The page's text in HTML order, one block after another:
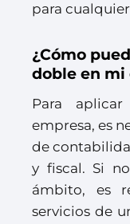
para
¿Cómo
doble en mi
Para
empresa, es
de
y fiscal. Si
ámbito, es
servicios de